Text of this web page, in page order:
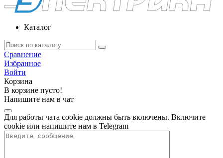
Каталог
Сравнение
Избранное
Войти
Корзина
В корзине пусто!
Напишите нам в чат
Для работы чата cookie должны быть включены. Включите
cookie или напишите нам в Telegram